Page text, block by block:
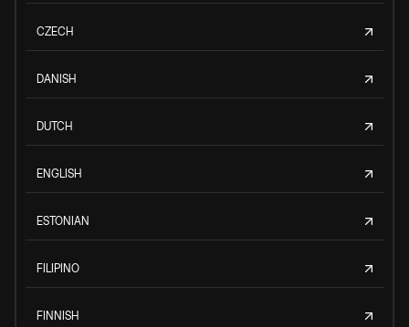
CZECH
DANISH
DUTCH
ENGLISH
ESTONIAN
FILIPINO
FINNISH